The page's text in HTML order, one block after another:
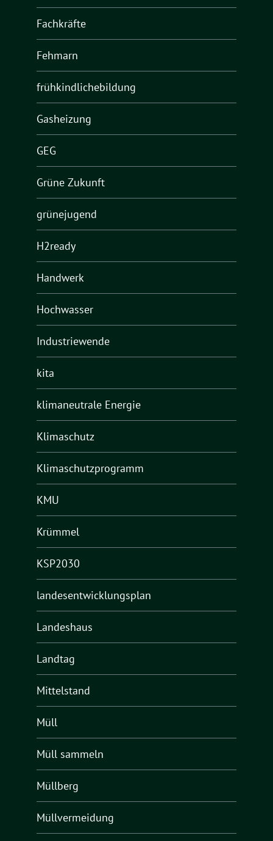
Fachkräfte
Fehmarn
frühkindlichebildung
Gasheizung
GEG
Grüne Zukunft
grünejugend
H2ready
Handwerk
Hochwasser
Industriewende
kita
klimaneutrale Energie
Klimaschutz
Klimaschutzprogramm
KMU
Krümmel
KSP2030
landesentwicklungsplan
Landeshaus
Landtag
Mittelstand
Müll
Müll sammeln
Müllberg
Müllvermeidung